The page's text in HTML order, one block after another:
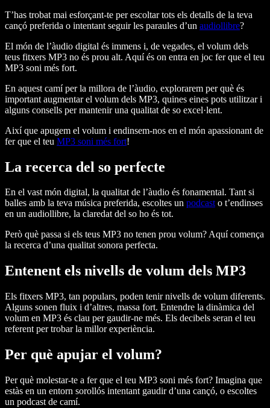
T’has trobat mai esforçant-te per escoltar tots els detalls de la teva
cançó preferida o intentant seguir les paraules d’un audiollibre?
El món de l’àudio digital és immens i, de vegades, el volum dels
teus fitxers MP3 no és prou alt. Aquí és on entra en joc fer que el teu
MP3 soni més fort.
En aquest camí per la millora de l’àudio, explorarem per què és
important augmentar el volum dels MP3, quines eines pots utilitzar i
alguns consells per mantenir una qualitat de so excel·lent.
Així que apugem el volum i endinsem-nos en el món apassionant de
fer que el teu MP3 soni més fort!
La recerca del so perfecte
En el vast món digital, la qualitat de l’àudio és fonamental. Tant si
balles amb la teva música preferida, escoltes un podcasto t’endinses
en un audiollibre, la claredat del so ho és tot.
Però què passa si els teus MP3 no tenen prou volum? Aquí comença
la recerca d’una qualitat sonora perfecta.
Entenent els nivells de volum dels MP3
Els fitxers MP3, tan populars, poden tenir nivells de volum diferents.
Alguns sonen fluix i d’altres, massa fort. Entendre la dinàmica del
volum en MP3 és clau per gaudir-ne més. Els decibels seran el teu
referent per trobar la millor experiència.
Per què apujar el volum?
Per què molestar-te a fer que el teu MP3 soni més fort? Imagina que
estàs en un entorn sorollós intentant gaudir d’una cançó, o escoltes
un podcast de camí.